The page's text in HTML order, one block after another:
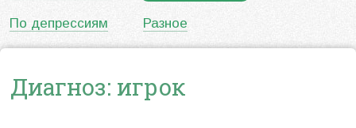
По депрессиям Разное
Диагноз: игрок